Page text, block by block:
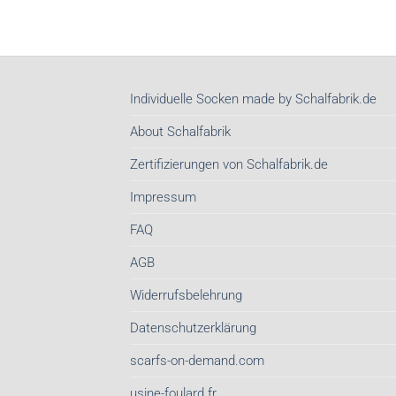
Individuelle Socken made by Schalfabrik.de
About Schalfabrik
Zertifizierungen von Schalfabrik.de
Impressum
FAQ
AGB
Widerrufsbelehrung
Datenschutzerklärung
scarfs-on-demand.com